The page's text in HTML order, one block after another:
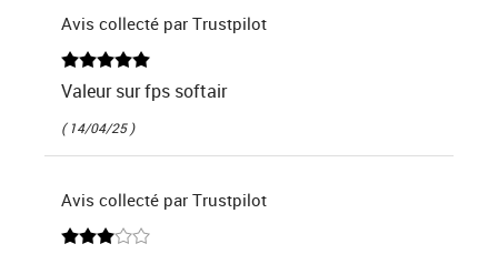
Avis collecté par Trustpilot
Valeur sur fps softair
( 14/04/25 )
Avis collecté par Trustpilot